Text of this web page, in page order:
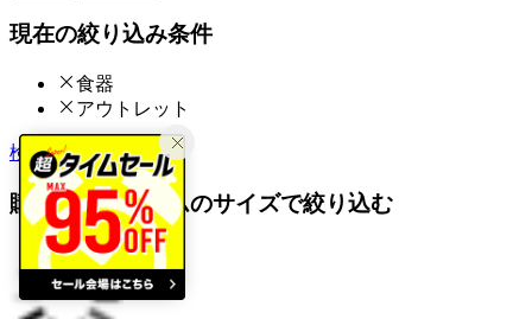
現在の絞り込み条件
食器
アウトレット
検索履歴から探す
購入済みアイテムのサイズで絞り込む